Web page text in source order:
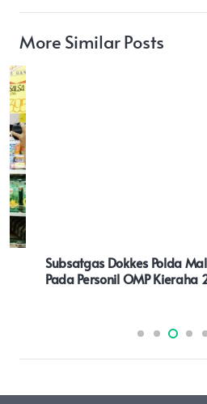
More Similar Posts
Subsatgas Dokkes Polda Malut,
Pada Personil OMP Kieraha 2024